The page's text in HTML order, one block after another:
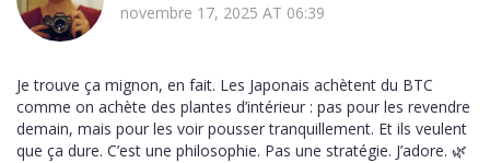
novembre 17, 2025 AT 06:39
Je trouve ça mignon, en fait. Les Japonais achètent du BTC
comme on achète des plantes d’intérieur : pas pour les revendre
demain, mais pour les voir pousser tranquillement. Et ils veulent
que ça dure. C’est une philosophie. Pas une stratégie. J’adore. 🌿